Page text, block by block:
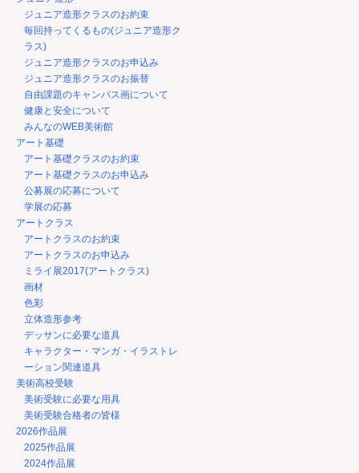
ジュニア造形クラスのお約束
毎回持ってくるもの(ジュニア造形ク
ラス)
ジュニア造形クラスのお申込み
ジュニア造形クラスのお振替
自由課題のキャンバス画について
健康と安全について
みんなのWEB美術館
アート基礎
アート基礎クラスのお約束
アート基礎クラスのお申込み
公募展の応募について
学展の応募
アートクラス
アートクラスのお約束
アートクラスのお申込み
ミライ展2017(アートクラス)
画材
色彩
立体造形参考
デッサンに必要な道具
キャラクター・マンガ・イラストレ
ーション関連道具
美術高校受験
美術受験に必要な用具
美術受験合格者の皆様
2026作品展
2025作品展
2024作品展